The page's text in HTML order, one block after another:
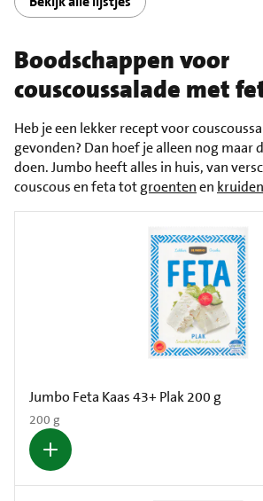
Boodschappen voor
couscoussalade met
Heb je een lekker recept voor
gevonden? Dan hoef je alleen nog maar
doen. Jumbo heeft alles in huis, van
couscous en feta totgroentenen kruiden
Jumbo Feta Kaas 43+ Plak 200 g
200 g